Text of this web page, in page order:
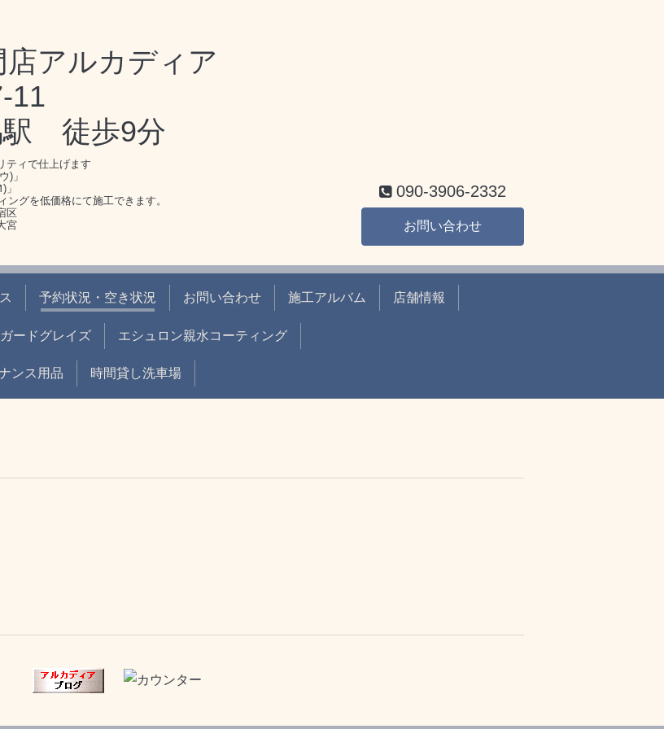
アルカディア
11
駅 徒歩9分
ティで仕上げます
)」
グを低価格にて施工できます。
区
宮
090-3906-2332
お問い合わせ
予約状況・空き状況 お問い合わせ 施工アルバム 店舗情報
ードグレイズ エシュロン親水コーティング
ンス用品 時間貸し洗車場